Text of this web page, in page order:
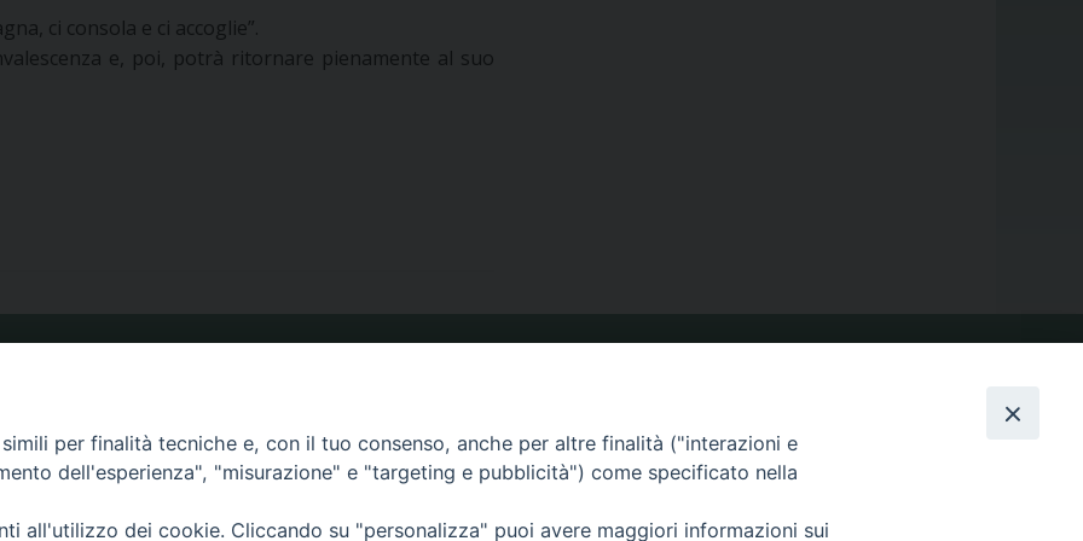
ci consola e ci accoglie”.
e, poi, potrà ritornare pienamente al suo
CALENDARIO PASTORALE
PHOTOGALLERY
per finalità tecniche e, con il tuo consenso, anche per altre finalità ("interazioni e
dell'esperienza", "misurazione" e "targeting e pubblicità") come specificato nella
all'utilizzo dei cookie. Cliccando su "personalizza" puoi avere maggiori informazioni sui